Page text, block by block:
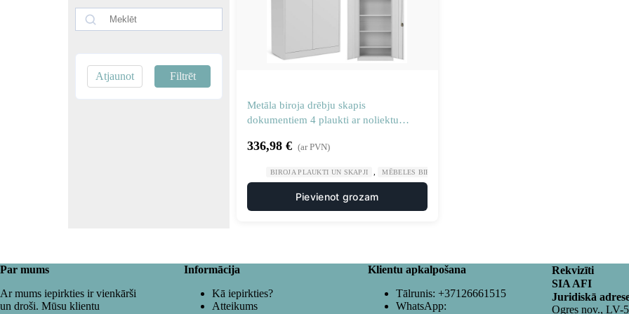
Filtrēt
Atjaunot
Metāla biroja drēbju skapis
dokumentiem 4 plaukti ar noliektu
336,98 € (ar PVN)
BIROJA PLAUKTI UN SKAPJI MĒBELES BIROJAM
Pievienot grozam
Par mums
Ar mums iepirkties ir vienkārši
un droši. Mūsu klientu
Informācija
Kā iepirkties?
Atteikums
Klientu apkalpošana
Tālrunis: +37126661515
WhatsApp:
Rekvizīti
SIA AFI
Juridiskā
Ogres nov., LV-